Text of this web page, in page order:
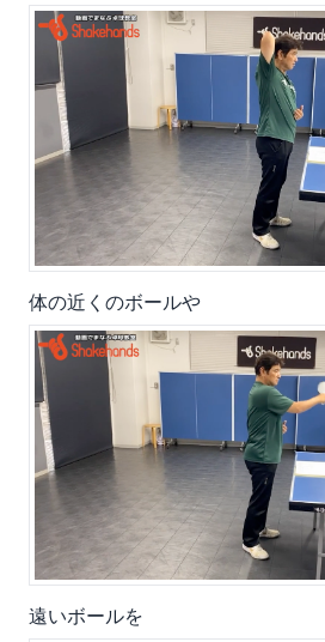
体の近くのボールや
遠いボールを